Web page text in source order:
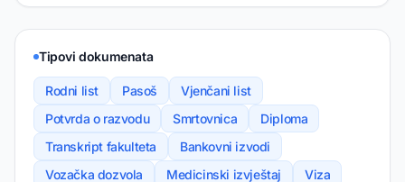
Tipovi dokumenata
Rodni list Pasoš
Vjenčani list
Potvrda o razvodu
Smrtovnica
Diploma
Transkript fakulteta
Bankovni izvodi
Vozačka dozvola
Medicinski izvještaj
Viza